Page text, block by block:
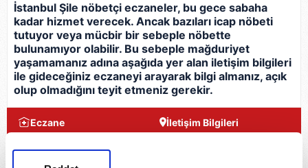
İstanbul Şile nöbetçi eczaneler, bu gece sabaha
kadar hizmet verecek. Ancak bazıları icap nöbeti
tutuyor veya mücbir bir sebeple nöbette
bulunamıyor olabilir. Bu sebeple mağduriyet
yaşamamanız adına aşağıda yer alan iletişim bilgileri
ile gideceğiniz eczaneyi arayarak bilgi almanız, açık
olup olmadığını teyit etmeniz gerekir.
Eczane İletişim Bilgileri
Uzman Eczanesi